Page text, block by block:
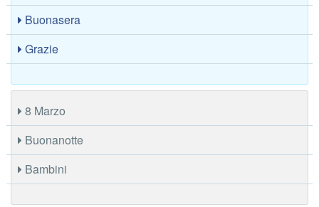
Buonasera
Grazie
8 Marzo
Buonanotte
Bambini